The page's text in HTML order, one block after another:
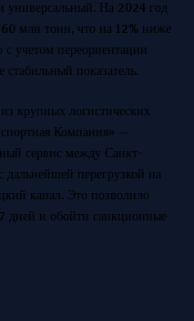
универсальный. На 2024 год
60 млн тонн, что на 12% ниже
учетом переориентации
стабильный показатель.
крупных логистических
Компания» —
сервис между Санкт-
перегрузкой на
канал. Это позволило
дней и обойти санкционные